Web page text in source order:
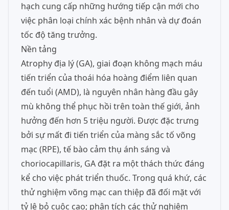
hạch cung cấp những hướng tiếp cận mới cho
việc phân loại chính xác bệnh nhân và dự đoán
tốc độ tăng trưởng.
Nền tảng
Atrophy địa lý (GA), giai đoạn không mạch máu
tiến triển của thoái hóa hoàng điểm liên quan
đến tuổi (AMD), là nguyên nhân hàng đầu gây
mù không thể phục hồi trên toàn thế giới, ảnh
hưởng đến hơn 5 triệu người. Được đặc trưng
bởi sự mất đi tiến triển của màng sắc tố võng
mạc (RPE), tế bào cảm thụ ánh sáng và
choriocapillaris, GA đặt ra một thách thức đáng
kể cho việc phát triển thuốc. Trong quá khứ, các
thử nghiệm võng mạc can thiệp đã đối mặt với
tỷ lệ bỏ cuộc cao; phân tích các thử nghiệm